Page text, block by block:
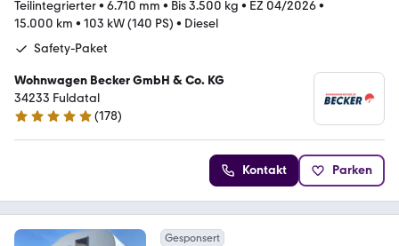
Teilintegrierter• 6.710 mm • Bis 3.500 kg • EZ 04/2026•
15.000 km • 103 kW (140 PS) • Diesel
Safety-Paket
Wohnwagen Becker GmbH & Co. KG
34233 Fuldatal
5 Sterne
(178)
Kontakt Parken
Gesponsert